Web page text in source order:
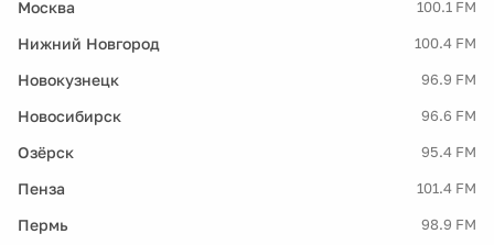
Москва 100.1 FM
Нижний Новгород 100.4 FM
Новокузнецк 96.9 FM
Новосибирск 96.6 FM
Озёрск 95.4 FM
Пенза 101.4 FM
Пермь 98.9 FM